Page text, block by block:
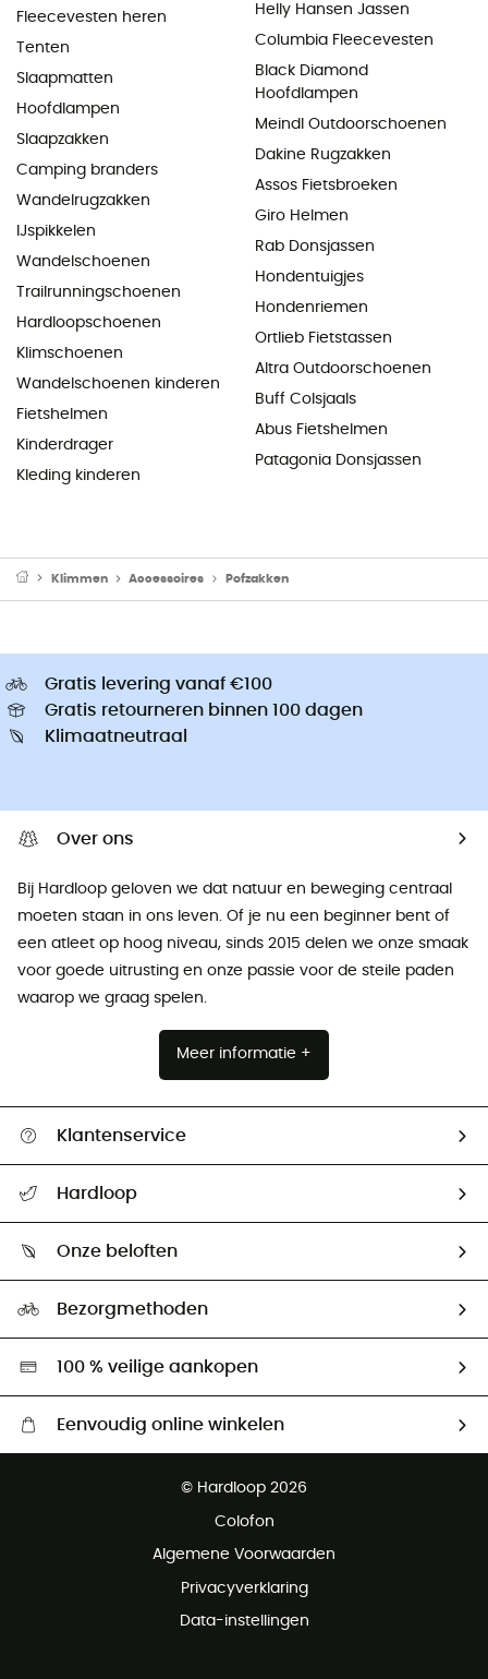
Fleecevesten heren
Tenten
Slaapmatten
Hoofdlampen
Slaapzakken
Camping branders
Wandelrugzakken
IJspikkelen
Wandelschoenen
Trailrunningschoenen
Hardloopschoenen
Klimschoenen
Wandelschoenen kinderen
Fietshelmen
Kinderdrager
Kleding kinderen
Helly Hansen Jassen
Columbia Fleecevesten
Black Diamond
Hoofdlampen
Meindl Outdoorschoenen
Dakine Rugzakken
Assos Fietsbroeken
Giro Helmen
Rab Donsjassen
Hondentuigjes
Hondenriemen
Ortlieb Fietstassen
Altra Outdoorschoenen
Buff Colsjaals
Abus Fietshelmen
Patagonia Donsjassen
Klimmen Accessoires Pofzakken
Gratis levering vanaf €100
Gratis retourneren binnen 100 dagen
Klimaatneutraal
Over ons
Bij Hardloop geloven we dat natuur en beweging centraal
moeten staan ​​in ons leven. Of je nu een beginner bent of
een atleet op hoog niveau, sinds 2015 delen we onze smaak
voor goede uitrusting en onze passie voor de steile paden
waarop we graag spelen.
Meer informatie +
Klantenservice
Mijn zending volgen
Retourzendingen & Terugbetalingen
Hardloop
Ambassadeurs
Onze beloften
Hardgreen
Bezorgmethoden
100 % veilige aankopen
Eenvoudig online winkelen
Gratis retourneren binnen 100 dagen
© Hardloop 2026
Colofon
Algemene Voorwaarden
Privacyverklaring
Data-instellingen